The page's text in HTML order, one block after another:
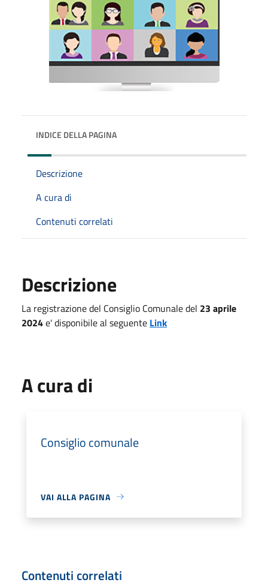
INDICE DELLA PAGINA
Descrizione
A cura di
Contenuti correlati
Descrizione
La registrazione del Consiglio Comunale del 23 aprile
2024e' disponibile al seguente Link
A cura di
Consiglio comunale
VAI ALLA PAGINA
Contenuti correlati